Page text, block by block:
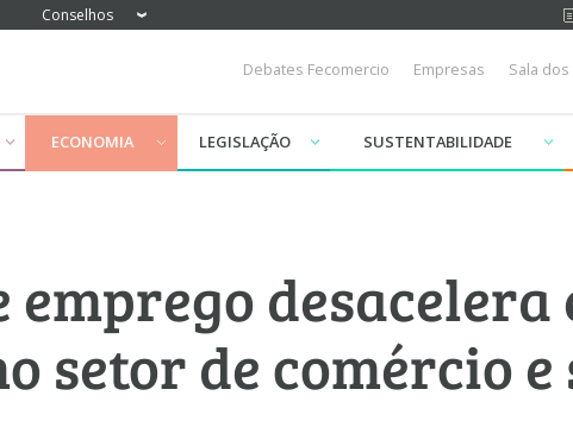
Conselhos
Debates Fecomercio Empresas Sala
ECONOMIA LEGISLAÇÃO SUSTENTABILIDADE
emprego desacelera
setor de comércio